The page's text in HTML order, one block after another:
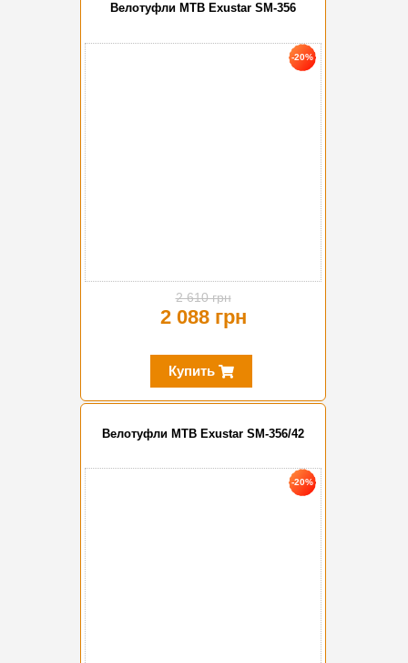
Велотуфли MTB Exustar SM-356
-20%
2 610 грн
2 088 грн
Купить
Велотуфли MTB Exustar SM-356/42
-20%